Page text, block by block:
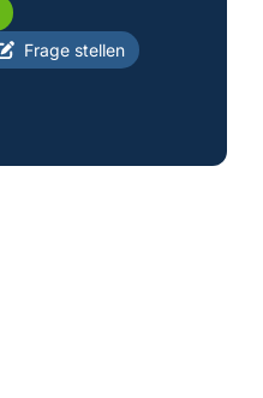
Frage stellen